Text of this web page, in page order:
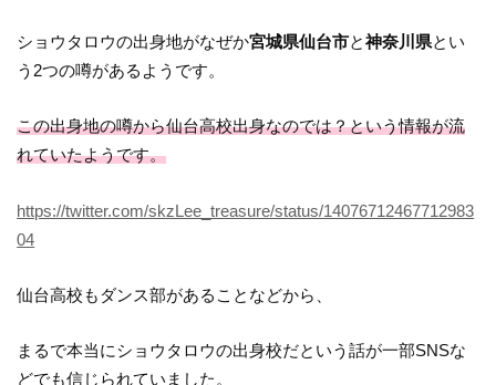
ショウタロウの出身地がなぜか宮城県仙台市と神奈川県とい
う2つの噂があるようです。
この出身地の噂から仙台高校出身なのでは？という情報が流
れていたようです。
https://twitter.com/skzLee_treasure/status/14076712467712983
04
仙台高校もダンス部があることなどから、
まるで本当にショウタロウの出身校だという話が一部SNSな
どでも信じられていました。